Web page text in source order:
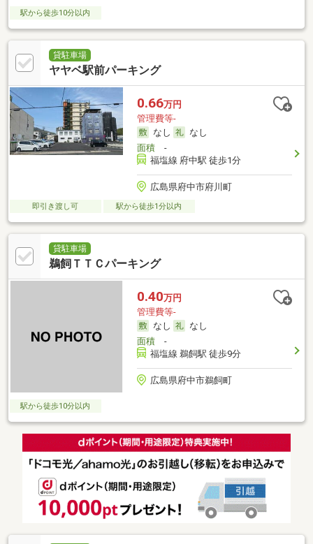
駅から徒歩10分以内
貸駐車場
ヤヤベ駅前パーキング
0.66万円
管理費等-
なし
なし
面積-
福塩線 府中駅 徒歩1分
広島県府中市府川町
即引き渡し可 駅から徒歩1分以内
貸駐車場
鵜飼ＴＴＣパーキング
0.40万円
管理費等-
なし
なし
面積-
福塩線 鵜飼駅 徒歩9分
広島県府中市鵜飼町
駅から徒歩10分以内